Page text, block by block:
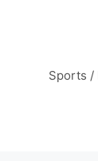
Sports /